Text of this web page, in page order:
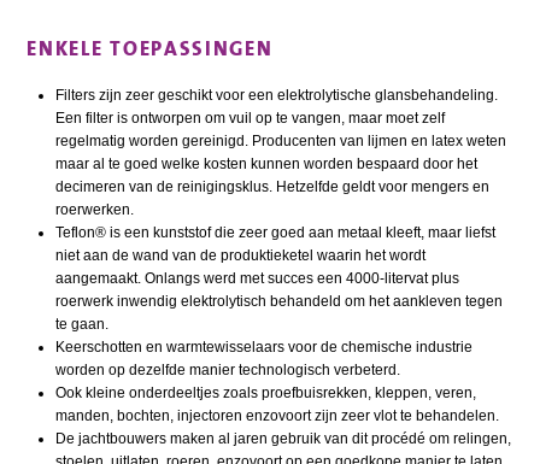
ENKELE TOEPASSINGEN
Filters zijn zeer geschikt voor een elektrolytische glansbehandeling.
Een filter is ontworpen om vuil op te vangen, maar moet zelf
regelmatig worden gereinigd. Producenten van lijmen en latex weten
maar al te goed welke kosten kunnen worden bespaard door het
decimeren van de reinigingsklus. Hetzelfde geldt voor mengers en
roerwerken.
Teflon® is een kunststof die zeer goed aan metaal kleeft, maar liefst
niet aan de wand van de produktieketel waarin het wordt
aangemaakt. Onlangs werd met succes een 4000-litervat plus
roerwerk inwendig elektrolytisch behandeld om het aankleven tegen
te gaan.
Keerschotten en warmtewisselaars voor de chemische industrie
worden op dezelfde manier technologisch verbeterd.
Ook kleine onderdeeltjes zoals proefbuisrekken, kleppen, veren,
manden, bochten, injectoren enzovoort zijn zeer vlot te behandelen.
De jachtbouwers maken al jaren gebruik van dit procédé om relingen,